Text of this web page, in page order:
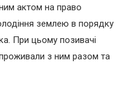
актом на право
землею в порядку
При цьому позивачі
з ним разом та